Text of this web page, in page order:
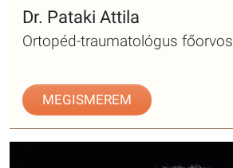
Dr. Pataki Attila
Ortopéd-traumatológus főorvos
MEGISMEREM